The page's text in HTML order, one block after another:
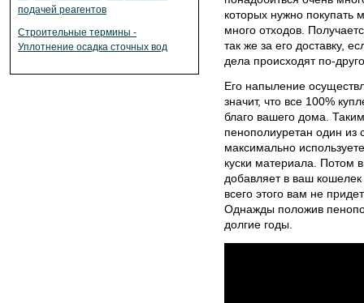
подачей реагентов
Строительные термины -
Уплотнение осадка сточных вод
которых нужно покупать
много отходов.
так же за его доставку,
дела происходят по-
Его напыление
значит, что все 100%
благо вашего дома.
пенополиуретан один из
максимально
куски материала. Потом
добавляет в ваш
всего этого вам не
Однажды положив
долгие годы.